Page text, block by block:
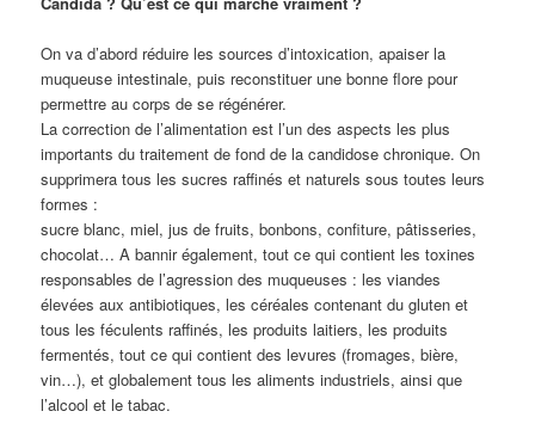
On va d’abord réduire les sources d’intoxication, apaiser la
muqueuse intestinale, puis reconstituer une bonne flore pour
permettre au corps de se régénérer.
La correction de l’alimentation est l’un des aspects les plus
importants du traitement de fond de la candidose chronique. On
supprimera tous les sucres raffinés et naturels sous toutes leurs
formes :
sucre blanc, miel, jus de fruits, bonbons, confiture, pâtisseries,
chocolat… A bannir également, tout ce qui contient les toxines
responsables de l’agression des muqueuses : les viandes
élevées aux antibiotiques, les céréales contenant du gluten et
tous les féculents raffinés, les produits laitiers, les produits
fermentés, tout ce qui contient des levures (fromages, bière,
vin…), et globalement tous les aliments industriels, ainsi que
l’alcool et le tabac.